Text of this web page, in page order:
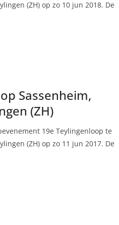
(ZH) op zo 10 jun 2018. De
Sassenheim,
(ZH)
19e Teylingenloop te
(ZH) op zo 11 jun 2017. De